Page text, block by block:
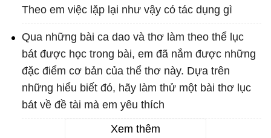
Theo em việc lặp lại như vậy có tác dụng gì
Qua những bài ca dao và thơ làm theo thể lục
bát được học trong bài, em đã nắm được những
đặc điểm cơ bản của thể thơ này. Dựa trên
những hiểu biết đó, hãy làm thử một bài thơ lục
bát về đề tài mà em yêu thích
Xem thêm